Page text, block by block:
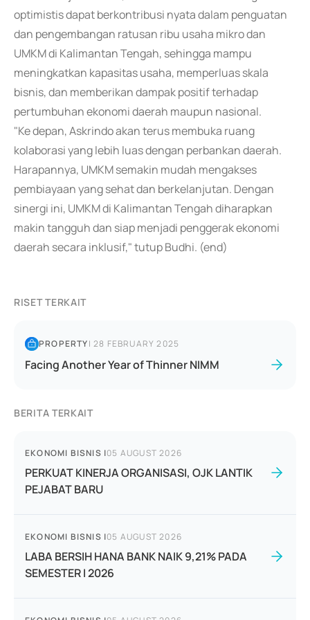
optimistis dapat berkontribusi nyata dalam penguatan
dan pengembangan ratusan ribu usaha mikro dan
UMKM di Kalimantan Tengah, sehingga mampu
meningkatkan kapasitas usaha, memperluas skala
bisnis, dan memberikan dampak positif terhadap
pertumbuhan ekonomi daerah maupun nasional.
"Ke depan, Askrindo akan terus membuka ruang
kolaborasi yang lebih luas dengan perbankan daerah.
Harapannya, UMKM semakin mudah mengakses
pembiayaan yang sehat dan berkelanjutan. Dengan
sinergi ini, UMKM di Kalimantan Tengah diharapkan
makin tangguh dan siap menjadi penggerak ekonomi
daerah secara inklusif," tutup Budhi. (end)
RISET TERKAIT
PROPERTY|28 FEBRUARY 2025
Facing Another Year of Thinner NIMM
BERITA TERKAIT
EKONOMI BISNIS |05 AUGUST 2026
PERKUAT KINERJA ORGANISASI, OJK LANTIK
PEJABAT BARU
EKONOMI BISNIS |05 AUGUST 2026
LABA BERSIH HANA BANK NAIK 9,21% PADA
SEMESTER I 2026